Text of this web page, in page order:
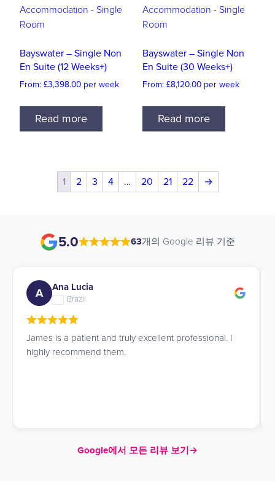
Bayswater – Single Non
En Suite (12 Weeks+)
From: £3,398.00 per week
Read more
Bayswater – Single Non
En Suite (30 Weeks+)
From: £8,120.00per week
Read more
1 2 3 4 … 20 21 22 →
5.0 63개의 Google 리뷰 기준
A Ana Lucia
Brazil
James is a patient and truly excellent professional. I
highly recommend them.
Google에서 모든 리뷰 보기→